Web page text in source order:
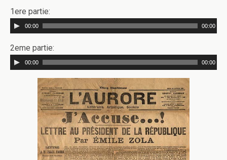
1ere partie:
00:00 00:00
2eme partie:
00:00 00:00